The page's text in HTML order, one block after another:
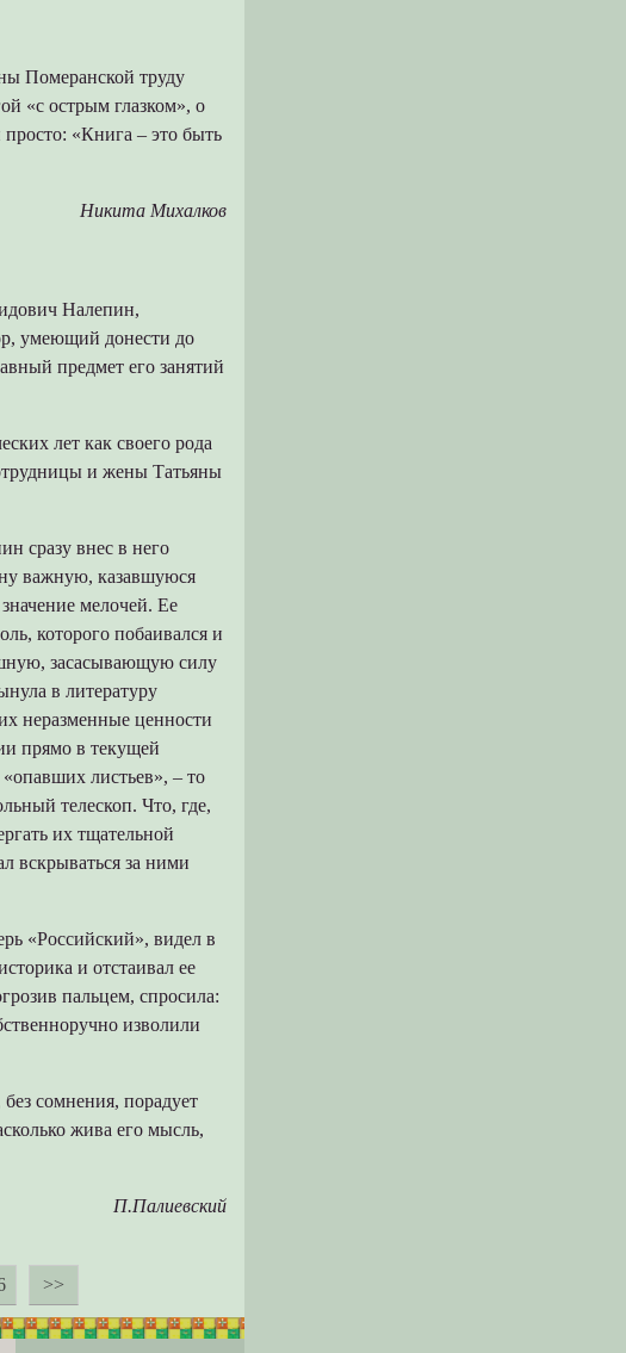
Померанской труду
«с острым глазком», о
«Книга – это быть
Никита Михалков
Налепин,
умеющий донести до
предмет его занятий
лет как своего рода
и жены Татьяны
сразу внес в него
важную, казавшуюся
мелочей. Ее
которого побаивался и
засасывающую силу
в литературу
неразменные ценности
прямо в текущей
листьев», – то
телескоп. Что, где,
их тщательной
вскрываться за ними
«Российский», видел в
и отстаивал ее
пальцем, спросила:
изволили
сомнения, порадует
жива его мысль,
П.Палиевский
>>